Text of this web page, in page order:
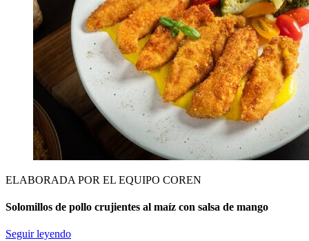
ELABORADA POR EL EQUIPO COREN
Solomillos de pollo crujientes al maíz con salsa de mango
Seguir leyendo